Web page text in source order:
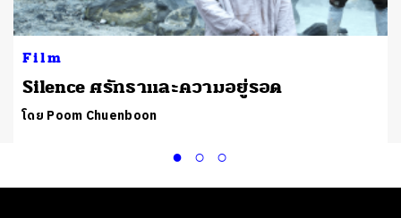
Film
Silence ศรัทธาและความอยู่รอด
โดย Poom Chuenboon